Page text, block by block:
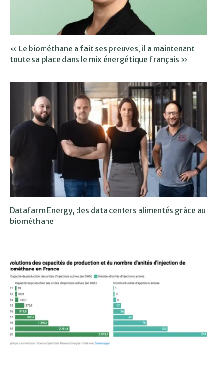
« Le biométhane a fait ses preuves, il a maintenant
toute sa place dans le mix énergétique français »
Datafarm Energy, des data centers alimentés grâce au
biométhane